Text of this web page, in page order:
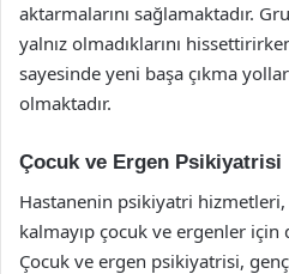
aktarmalarını sağlamaktadır.
yalnız olmadıklarını
sayesinde yeni başa çıkma
olmaktadır.
Çocuk ve Ergen Psikiyatrisi
Hastanenin psikiyatri hizmetleri,
kalmayıp çocuk ve ergenler
Çocuk ve ergen psikiyatrisi,